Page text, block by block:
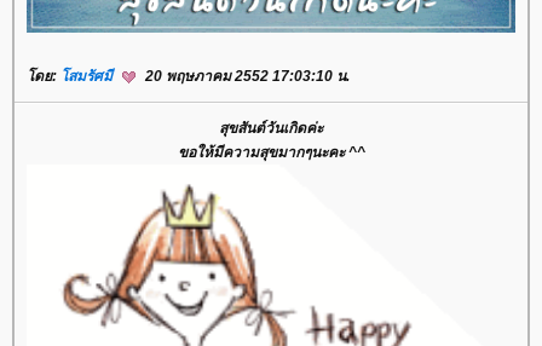
ดย: สมรัศมี 20 พฤษภาคม 2552 17:03:10 น.
สุขสันต์วันเกิดค่ะ
ขอให้มีความสุขมากๆนะคะ ^^